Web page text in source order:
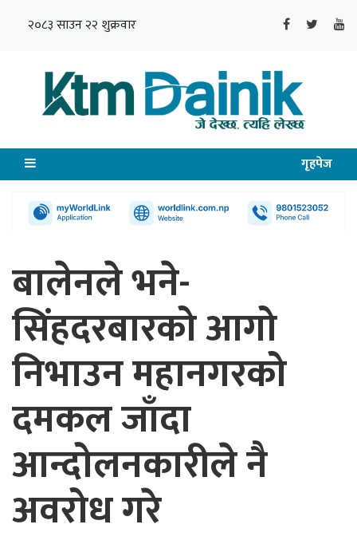
२०८३ साउन २२ शुक्रवार
गृहपेज
बालेनले भने-
सिंहदरबारको आगो
निभाउन महानगरको
दमकल जाँदा
आन्दोलनकारीले नै
अवरोध गरे